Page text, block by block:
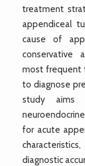
treatment
appendiceal
cause of
conservative
most frequent
to diagnose
study aims
for acute
diagnostic